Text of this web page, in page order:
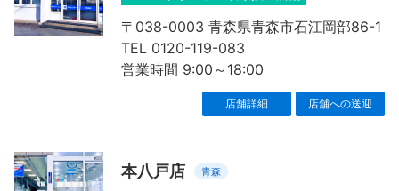
〒038-0003 青森県青森市石江岡部86-1
TEL 0120-119-083
営業時間 9:00～18:00
店舗詳細 店舗への送迎
本八戸店 青森